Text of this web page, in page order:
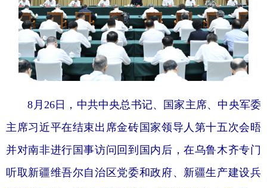
8月26日，中共中央总书记、国家主席、中央军委
主席习近平在结束出席金砖国家领导人第十五次会晤
并对南非进行国事访问回到国内后，在乌鲁木齐专门
听取新疆维吾尔自治区党委和政府、新疆生产建设兵